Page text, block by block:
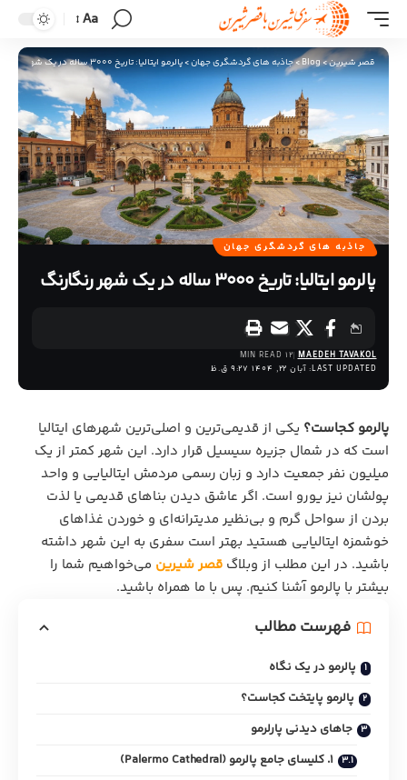
Aa
قصر شیرین>
Blog
>جاذبه های گردشگری جهان>پالرمو ایتالیا: تاریخ ۳۰۰۰ ساله در یک شهر رنگارنگ
جاذبه های گردشگری جهان
پالرمو ایتالیا: تاریخ ۳۰۰۰ ساله در یک شهر رنگارنگ
LAST UPDATED: آبان 22, 1404 9:27 ق.ظ
MAEDEH TAVAKOL
12 MIN READ
پالرمو کجاست؟ یکی از قدیمی‌ترین و اصلی‌ترین شهرهای ایتالیا
است که در شمال جزیره سیسیل قرار دارد. این شهر کمتر از یک
میلیون نفر جمعیت دارد و زبان رسمی مردمش ایتالیایی و واحد
پولشان نیز یورو است. اگر عاشق دیدن بناهای قدیمی یا لذت
بردن از سواحل گرم و بی‌نظیر مدیترانه‌ای و خوردن غذاهای
خوشمزه ایتالیایی هستید بهتر است سفری به این شهر داشته
باشید. در این مطلب از وبلاگ قصر شیرین می‌خواهیم شما را
بیشتر با پالرمو آشنا کنیم. پس با ما همراه باشید.
فهرست مطالب
پالرمو در یک نگاه
پالرمو پایتخت کجاست؟
جاهای دیدنی پارلرمو
1. کلیسای جامع پالرمو (Palermo Cathedral)